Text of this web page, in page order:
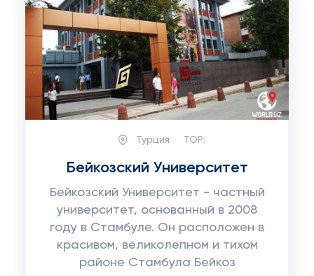
Турция TOP:
Бейкозский Университет
Бейкозский Университет - частный
университет, основанный в 2008
году в Стамбуле. Он расположен в
красивом, великолепном и тихом
районе Стамбула Бейкоз